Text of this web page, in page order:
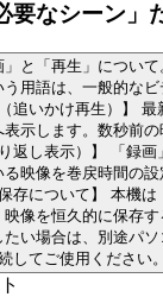
要なシーン」
」と「再生」につい
用語は、一般的な
示します。数秒前
映像を巻戻時間の
像を恒久的に保存す
い場合は、別途パ
してご使用ください。